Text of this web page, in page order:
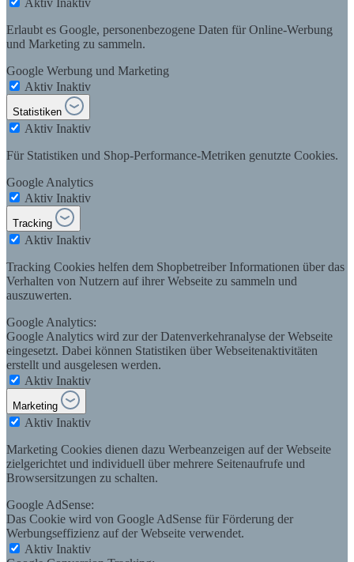
Aktiv Inaktiv
Erlaubt es Google, personenbezogene Daten für Online-Werbung
und Marketing zu sammeln.
Google Werbung und Marketing
Aktiv Inaktiv
Statistiken
Aktiv Inaktiv
Für Statistiken und Shop-Performance-Metriken genutzte Cookies.
Google Analytics
Aktiv Inaktiv
Tracking
Aktiv Inaktiv
Tracking Cookies helfen dem Shopbetreiber Informationen über das
Verhalten von Nutzern auf ihrer Webseite zu sammeln und
auszuwerten.
Google Analytics:
Google Analytics wird zur der Datenverkehranalyse der Webseite
eingesetzt. Dabei können Statistiken über Webseitenaktivitäten
erstellt und ausgelesen werden.
Aktiv Inaktiv
Marketing
Aktiv Inaktiv
Marketing Cookies dienen dazu Werbeanzeigen auf der Webseite
zielgerichtet und individuell über mehrere Seitenaufrufe und
Browsersitzungen zu schalten.
Google AdSense:
Das Cookie wird von Google AdSense für Förderung der
Werbungseffizienz auf der Webseite verwendet.
Aktiv Inaktiv